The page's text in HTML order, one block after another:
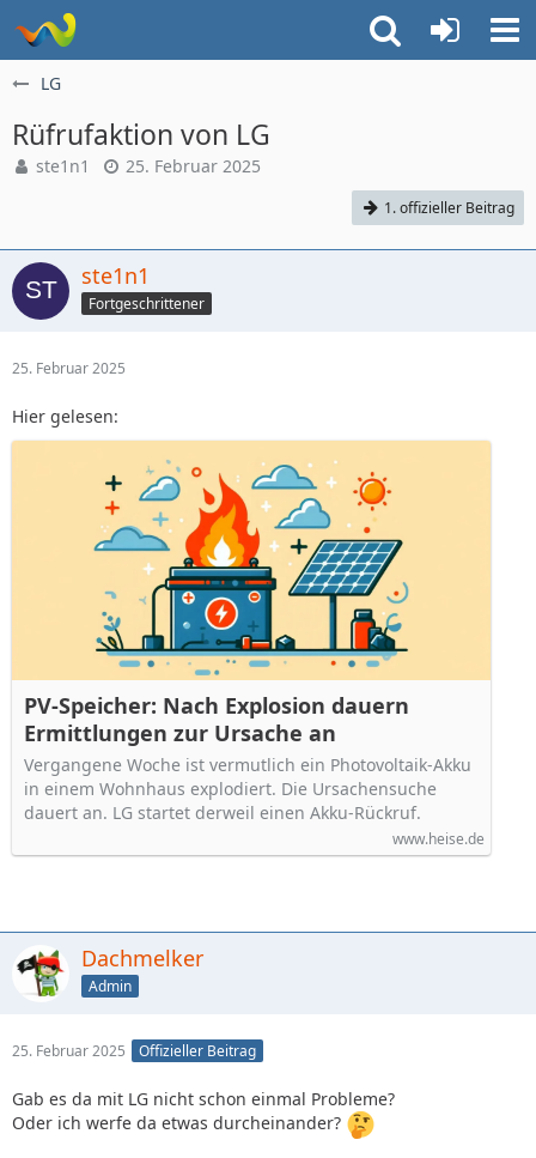
LG
Rüfrufaktion von LG
ste1n1 25. Februar 2025
1. offizieller Beitrag
ste1n1
Fortgeschrittener
25. Februar 2025
Hier gelesen:
PV-Speicher: Nach Explosion dauern
Ermittlungen zur Ursache an
Vergangene Woche ist vermutlich ein Photovoltaik-Akku
in einem Wohnhaus explodiert. Die Ursachensuche
dauert an. LG startet derweil einen Akku-Rückruf.
www.heise.de
Dachmelker
Admin
25. Februar 2025 Offizieller Beitrag
Gab es da mit LG nicht schon einmal Probleme?
Oder ich werfe da etwas durcheinander?